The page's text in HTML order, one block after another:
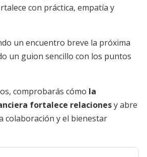
con práctica, empatía y
un encuentro breve la próxima
un guion sencillo con los puntos
comprobarás cómo la
fortalece relacionesy abre
colaboración y el bienestar